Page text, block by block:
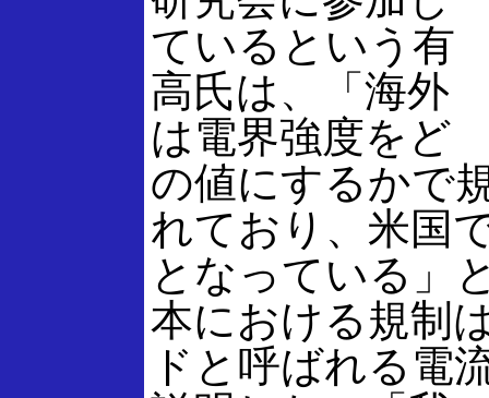
ているという有
高氏は、「海外
は電界強度をど
の値にするかで
れており、米国
となっている」
本における規制
ドと呼ばれる電